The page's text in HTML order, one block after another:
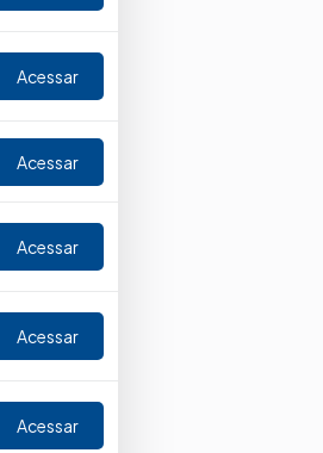
Acessar
Acessar
Acessar
Acessar
Acessar